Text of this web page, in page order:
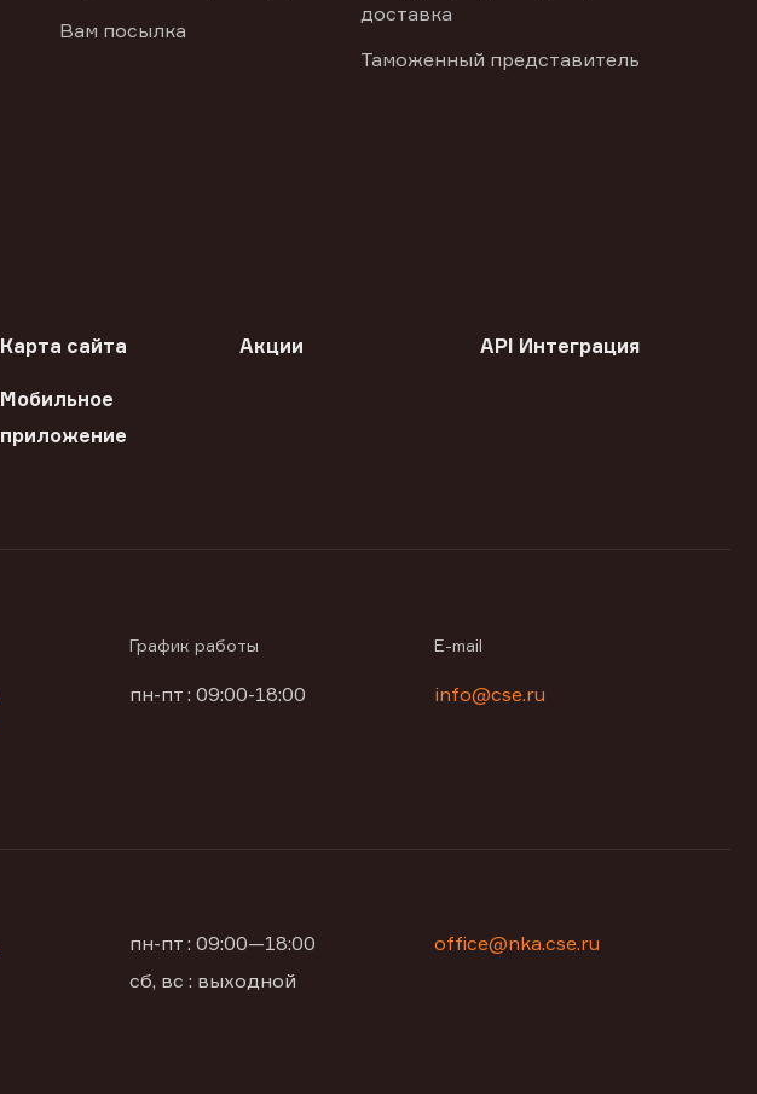
Вам посылка
доставка
Таможенный представитель
Карта сайта Акции API Интеграция
Мобильное
приложение
График работы
пн-пт : 09:00-18:00
E-mail
info@cse.ru
пн-пт : 09:00—18:00
сб, вс : выходной
office@nka.cse.ru